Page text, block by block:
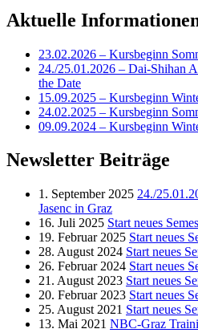
Aktuelle
23.02.2026 – Kursbeginn
24./25.01.2026 – Dai-Shihan
the Date
15.09.2025 – Kursbeginn
24.02.2025 – Kursbeginn
09.09.2024 – Kursbeginn
Newsletter Beiträge
1. September 2025 24./
Jasenc in Graz
16. Juli 2025 Start neues
19. Februar 2025 Start neues
28. August 2024 Start neues
26. Februar 2024 Start neues
21. August 2023 Start neues
20. Februar 2023 Start neues
25. August 2021 Start neues
13. Mai 2021 NBC-Graz